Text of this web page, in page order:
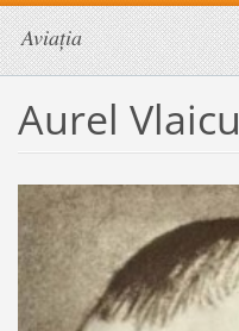
Aviația
Aurel Vlaicu